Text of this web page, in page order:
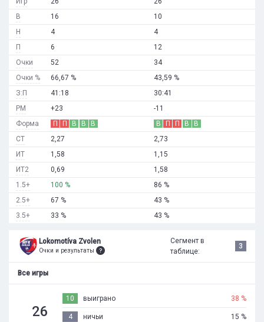
В
Н
П
Очки
Очки %
З:П
РМ
Форма
СТ
ИТ
ИТ2
1.5+
2.5+
3.5+
16
4
6
52
66,67 %
41:18
+23
П
П В В
В
2,27
1,58
0,69
100 %
67 %
33 %
10
4
12
34
43,59 %
30:41
-11
В
П П В
В
2,73
1,15
1,58
86 %
43 %
43 %
Lokomotíva Zvolen
Очки и результаты
Сегмент в
таблице:
3
Все игры
26
10 выиграно 38 %
4 ничьи 15 %